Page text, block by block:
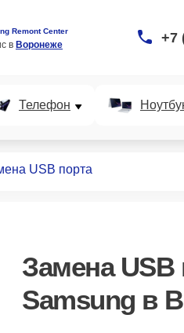
Remont Center
в Воронеже +7
Телефон
USB порта
Замена USB
Samsung в